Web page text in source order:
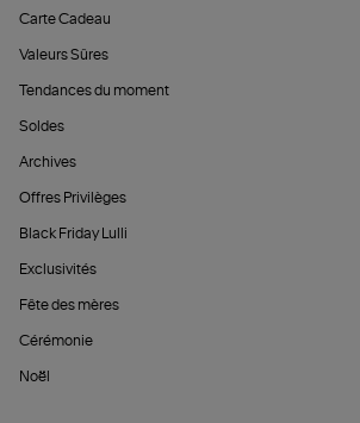
Carte Cadeau
Valeurs Sûres
Tendances du moment
Soldes
Archives
Offres Privilèges
Black Friday Lulli
Exclusivités
Fête des mères
Cérémonie
Noël